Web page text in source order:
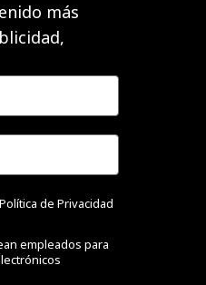
más
de Privacidad
empleados para